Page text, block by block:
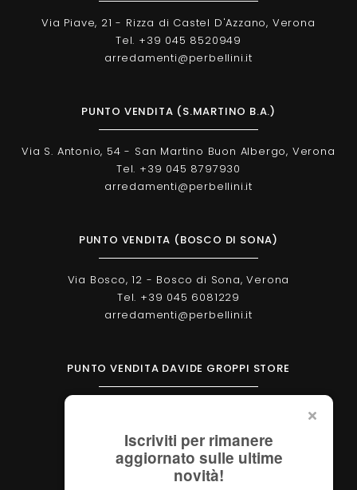
Via Piave, 21 - Rizza di Castel D'Azzano, Verona
Tel. +39 045 8520949
arredamenti@perbellini.it
PUNTO VENDITA (S.MARTINO B.A.)
Via S. Antonio, 54 - San Martino Buon Albergo, Verona
Tel. +39 045 8797930
arredamenti@perbellini.it
PUNTO VENDITA (BOSCO DI SONA)
Via Bosco, 12 - Bosco di Sona, Verona
Tel. +39 045 6081229
arredamenti@perbellini.it
PUNTO VENDITA DAVIDE GROPPI STORE
verona@davidegroppi.store
Iscriviti per rimanere
aggiornato sulle ultime
novità!